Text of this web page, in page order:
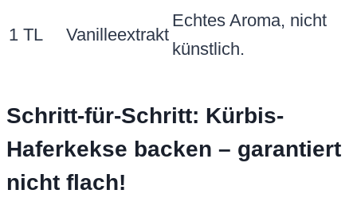
1 TL Vanilleextrakt
Echtes Aroma, nicht
künstlich.
Schritt-für-Schritt: Kürbis-
Haferkekse backen – garantiert
nicht flach!